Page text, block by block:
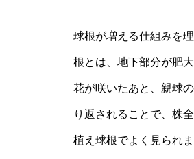
球根が増える仕組みを
根とは、地下部分が肥
花が咲いたあと、親球
り返されることで、株
植え球根でよく見られま